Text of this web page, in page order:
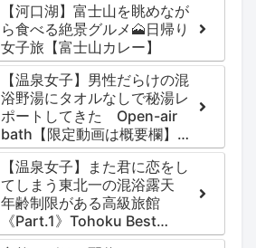
【河口湖】富士山を眺めなが
ら食べる絶景グルメ🗻日帰り
女子旅【富士山カレー】
【温泉女子】男性だらけの混
浴野湯にタオルなしで秘湯レ
ポートしてきた Open-air
bath【限定動画は概要欄】尻
焼温泉郷 川の湯
【温泉女子】また君に恋をし
てしまう東北一の混浴露天
年齢制限がある高級旅館
《Part.1》Tohoku Best
Secret hotspring #japan